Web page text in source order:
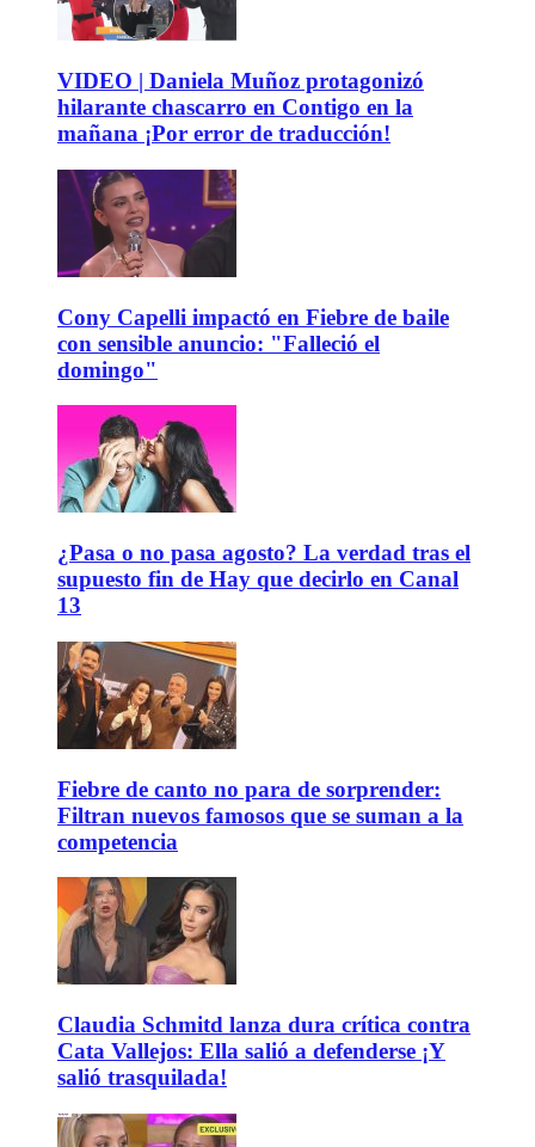
VIDEO | Daniela Muñoz protagonizó
hilarante chascarro en Contigo en la
mañana ¡Por error de traducción!
Cony Capelli impactó en Fiebre de baile
con sensible anuncio: "Falleció el
domingo"
¿Pasa o no pasa agosto? La verdad tras el
supuesto fin de Hay que decirlo en Canal
13
Fiebre de canto no para de sorprender:
Filtran nuevos famosos que se suman a la
competencia
Claudia Schmitd lanza dura crítica contra
Cata Vallejos: Ella salió a defenderse ¡Y
salió trasquilada!